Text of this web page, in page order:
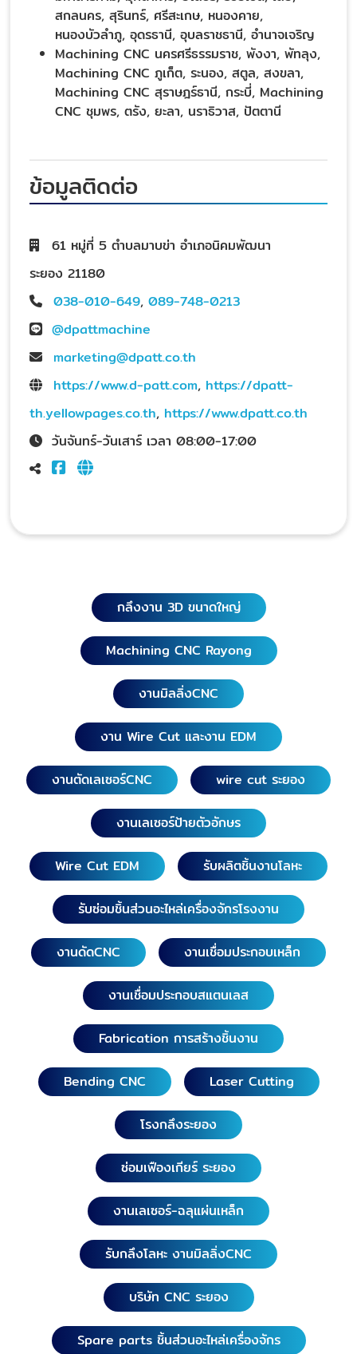
สกลนคร, สุรินทร์, ศรีสะเกษ, หนองคาย,
หนองบัวลำภู, อุดรธานี, อุบลราชธานี, อำนาจเจริญ
Machining CNC นครศรีธรรมราช, พังงา, พัทลุง,
Machining CNC ภูเก็ต, ระนอง, สตูล, สงขลา,
Machining CNC สุราษฎร์ธานี, กระบี่, Machining
CNC ชุมพร, ตรัง, ยะลา, นราธิวาส, ปัตตานี
ข้อมูลติดต่อ
61 หมู่ที่ 5 ตำบลมาบข่า อำเภอนิคมพัฒนา
ระยอง 21180
038-010-649, 089-748-0213
@dpattmachine
marketing@dpatt.co.th
https://www.d-patt.com, https://dpatt-
th.yellowpages.co.th, https://www.dpatt.co.th
วันจันทร์-วันเสาร์ เวลา 08:00-17:00
กลึงงาน 3D ขนาดใหญ่
Machining CNC Rayong
งานมิลลิ่งCNC
งาน Wire Cut และงาน EDM
งานตัดเลเซอร์CNC wire cut ระยอง
งานเลเซอร์ป้ายตัวอักษร
Wire Cut EDM รับผลิตชิ้นงานโลหะ
รับซ่อมชิ้นส่วนอะไหล่เครื่องจักรโรงงาน
งานดัดCNC งานเชื่อมประกอบเหล็ก
งานเชื่อมประกอบสแตนเลส
Fabrication การสร้างชิ้นงาน
Bending CNC Laser Cutting
โรงกลึงระยอง
ซ่อมเฟืองเกียร์ ระยอง
งานเลเซอร์-ฉลุแผ่นเหล็ก
รับกลึงโลหะ งานมิลลิ่งCNC
บริษัท CNC ระยอง
Spare parts ชิ้นส่วนอะไหล่เครื่องจักร